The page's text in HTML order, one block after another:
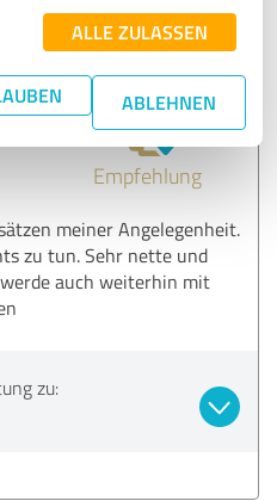
ALLE ZULASSEN
ABLEHNEN
Empfehlung
meiner Angelegenheit.
zu tun. Sehr nette und
auch weiterhin mit
zu: